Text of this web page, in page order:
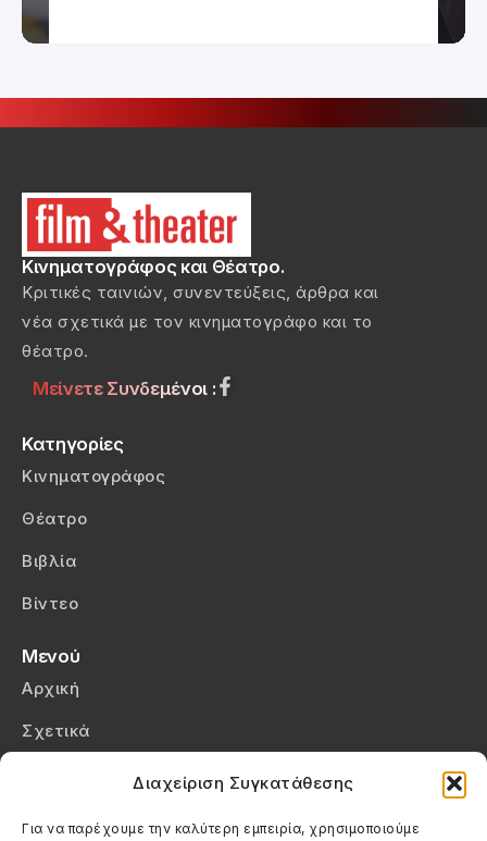
Διαχείριση Συγκατάθεσης
Για να παρέχουμε την καλύτερη εμπειρία, χρησιμοποιούμε
Κινηματογράφος και Θέατρο.
Κριτικές ταινιών, συνεντεύξεις, άρθρα και
νέα σχετικά με τον κινηματογράφο και το
θέατρο.
Μείνετε Συνδεμένοι :
Κατηγορίες
Κινηματογράφος
Θέατρο
Βιβλία
Βίντεο
Μενού
Αρχική
Σχετικά